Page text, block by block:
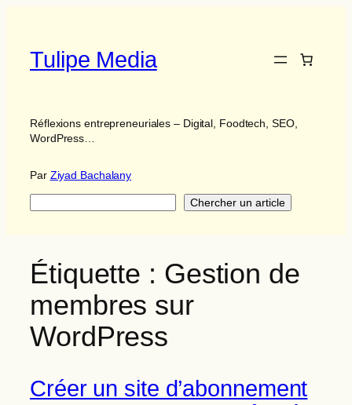
contenuTulipe Media
Réflexions entrepreneuriales – Digital, Foodtech, SEO,
WordPress…
Par Ziyad Bachalany
Chercher un article
Étiquette : Gestion de
membres sur
WordPress
Créer un site d’abonnement